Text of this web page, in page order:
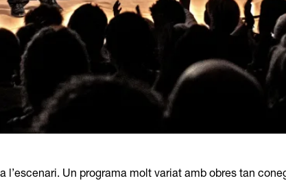
Un programa molt variat amb obres tan